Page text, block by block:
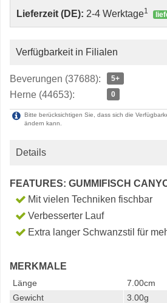
Lieferzeit (DE): 2-4 Werktage1
Verfügbarkeit in Filialen
Beverungen (37688): 5+
Herne (44653): 0
Bitte berücksichtigen Sie, dass sich die
ändern kann.
Details
FEATURES: GUMMIFISCH
Mit vielen Techniken fischbar
Verbesserter Lauf
Extra langer Schwanzstil für
MERKMALE
Länge
7.00cm
Gewicht
3.00g